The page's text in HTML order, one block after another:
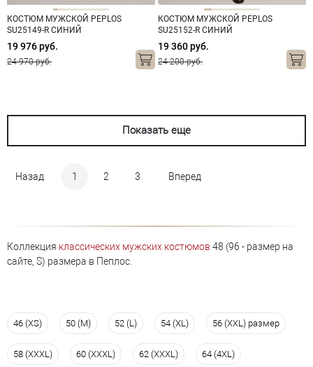
КОСТЮМ МУЖСКОЙ PEPLOS
SU25149-R СИНИЙ
19 976 руб.
24 970 руб.
КОСТЮМ МУЖСКОЙ PEPLOS
SU25152-R СИНИЙ
19 360 руб.
24 200 руб.
Показать еще
Назад 1 2 3 Вперед
Коллекция классических мужских костюмов 48 (96 - размер на
сайте, S) размера в Пеплос.
46 (XS) 50 (M) 52 (L) 54 (XL) 56 (XXL) размер
58 (XXXL) 60 (XXXL) 62 (XXXL) 64 (4XL)